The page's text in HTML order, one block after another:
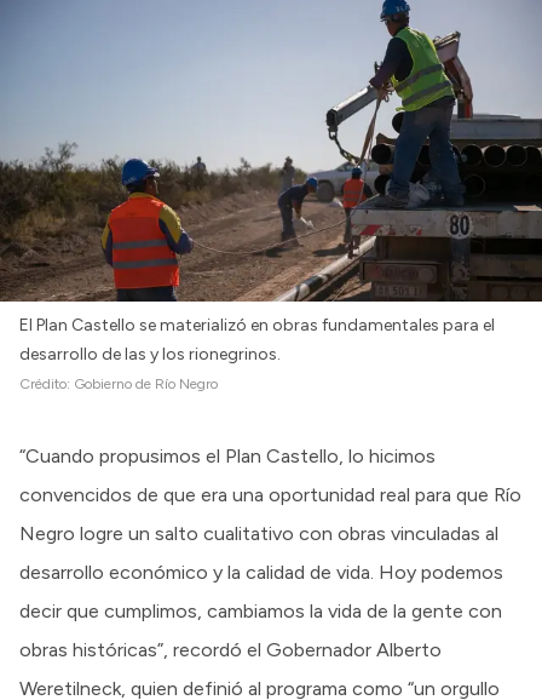
El Plan Castello se materializó en obras fundamentales para el
desarrollo de las y los rionegrinos.
Crédito: Gobierno de Río Negro
“Cuando propusimos el Plan Castello, lo hicimos
convencidos de que era una oportunidad real para que Río
Negro logre un salto cualitativo con obras vinculadas al
desarrollo económico y la calidad de vida. Hoy podemos
decir que cumplimos, cambiamos la vida de la gente con
obras históricas”, recordó el Gobernador Alberto
Weretilneck, quien definió al programa como “un orgullo